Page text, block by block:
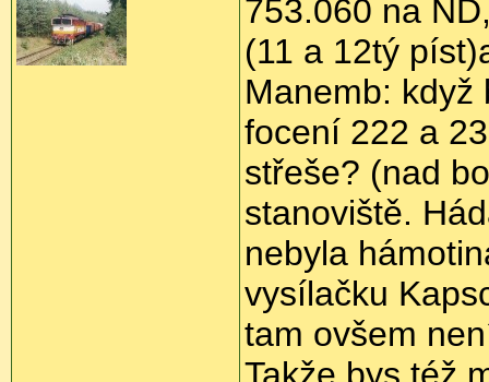
753.060 na
(11 a 12tý
Manemb: když
focení 222 a
střeše? (nad
stanoviště.
nebyla
vysílačku
tam ovšem